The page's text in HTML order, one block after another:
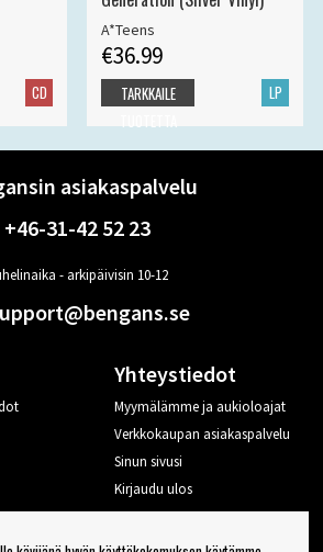
CD
A*Teens
€36.99
LP
TARKKAILE
TUOTETTA
asiakaspalvelu
+46-31-42 52 23
- arkipäivisin 10-12
Yhteystiedot
Myymälämme ja aukioloajat
Verkkokaupan asiakaspalvelu
Sinun sivusi
Kirjaudu ulos
vinkkejä Bengansilta